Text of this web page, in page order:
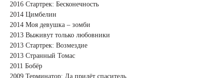
2016 Стартрек: Бесконечность
2014 Цимбелин
2014 Моя девушка – зомби
2013 Выживут только любовники
2013 Стартрек: Возмездие
2013 Странный Томас
2011 Бобёр
2009 Терминатор: Да придёт спаситель